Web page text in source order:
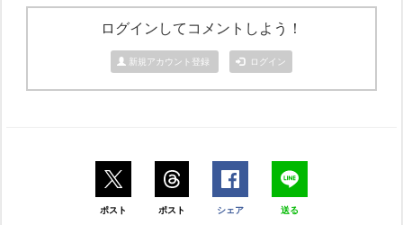
ログインしてコメントしよう！
新規アカウント登録 ログイン
ポスト ポスト シェア 送る